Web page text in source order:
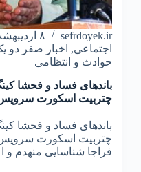
sefrdoyek.ir
۸ اردیبهشت ۱۴۰۳
اجتماعی, اخبار صفر دو
حوادث و انتظامی
باندهای فساد و فحشا
چتربیت اسکورت
باندهای فساد و فحشا
چتربیت اسکورت
فراجا شناسایی منهدم و